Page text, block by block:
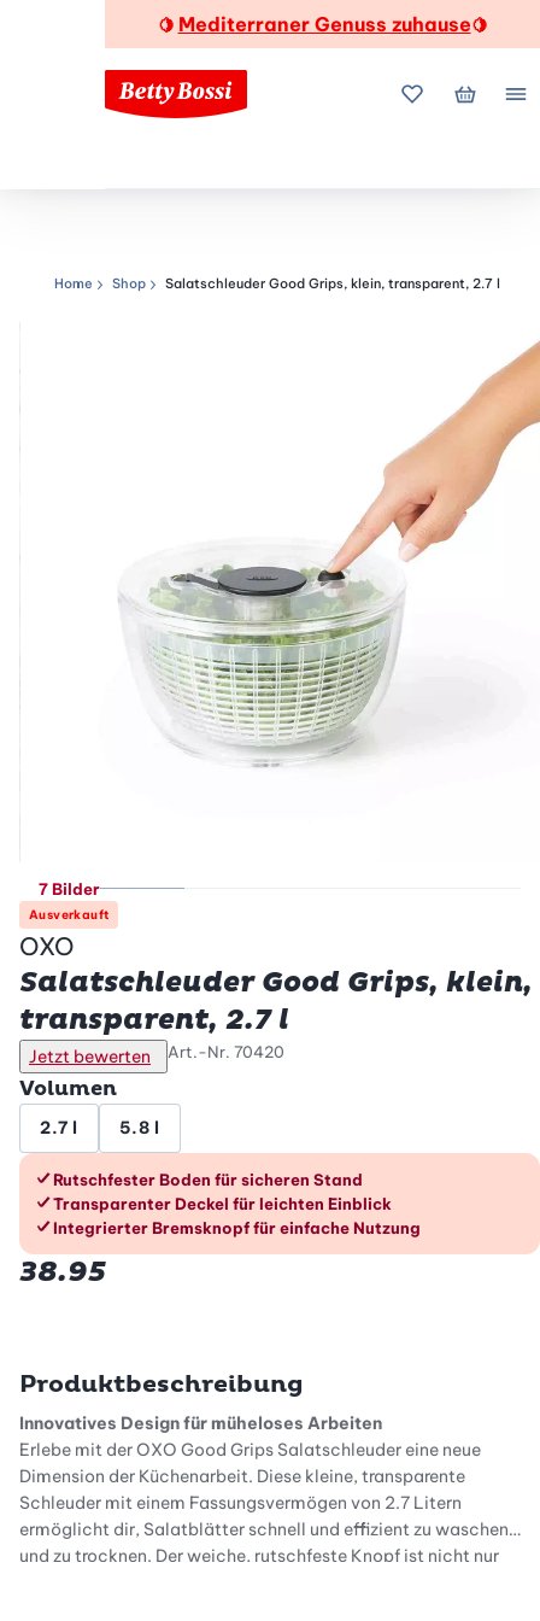
🍋 Mediterraner Genuss zuhause🍋
MeineMein
Navigationspfad
Home Shop Salatschleuder Good Grips, klein, transparent, 2.7 l
7 Bilder
Ausverkauft
OXO
Salatschleuder Good Grips, klein,
transparent, 2.7 l
Jetzt bewerten Art.-Nr. 70420
Volumen
2.7 l 5.8 l
Die Vorteile im Überblick
Rutschfester Boden für sicheren Stand
Transparenter Deckel für leichten Einblick
Integrierter Bremsknopf für einfache Nutzung
38.95
Produktbeschreibung
Innovatives Design für müheloses Arbeiten
Erlebe mit der OXO Good Grips Salatschleuder eine neue
Dimension der Küchenarbeit. Diese kleine, transparente
Schleuder mit einem Fassungsvermögen von 2.7 Litern
ermöglicht dir, Salatblätter schnell und effizient zu waschen
und zu trocknen. Der weiche, rutschfeste Knopf ist nicht nur